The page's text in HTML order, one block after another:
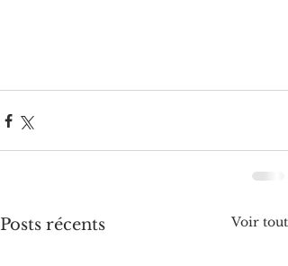
Posts récents Voir tout